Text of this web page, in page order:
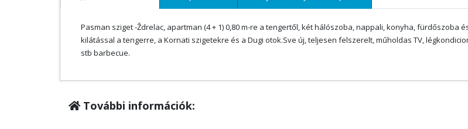
Pasman sziget -Ždrelac, apartman (4 + 1) 0,80 m-re a tengertől, két hálószoba, nappali, konyha, fürdőszoba
kilátással a tengerre, a Kornati szigetekre és a Dugi otok.Sve új, teljesen felszerelt, műholdas TV,
stb barbecue.
További információk: